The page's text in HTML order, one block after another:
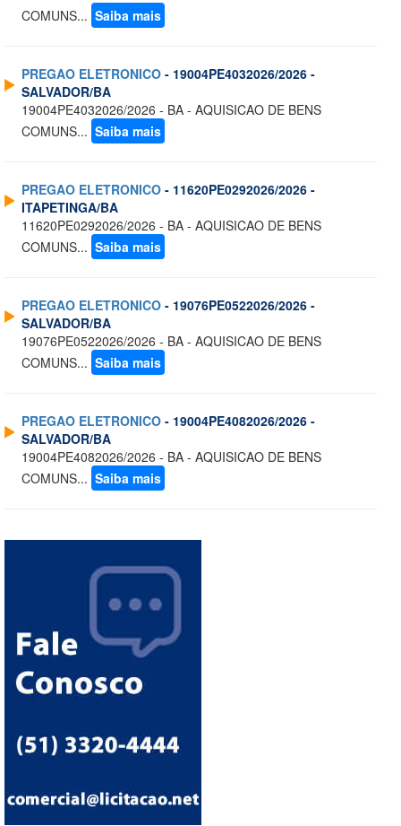
COMUNS... Saiba mais
PREGAO ELETRONICO - 19004PE4032026/2026 -
SALVADOR/BA
19004PE4032026/2026 - BA - AQUISICAO DE BENS
COMUNS... Saiba mais
PREGAO ELETRONICO - 11620PE0292026/2026 -
ITAPETINGA/BA
11620PE0292026/2026 - BA - AQUISICAO DE BENS
COMUNS... Saiba mais
PREGAO ELETRONICO - 19076PE0522026/2026 -
SALVADOR/BA
19076PE0522026/2026 - BA - AQUISICAO DE BENS
COMUNS... Saiba mais
PREGAO ELETRONICO - 19004PE4082026/2026 -
SALVADOR/BA
19004PE4082026/2026 - BA - AQUISICAO DE BENS
COMUNS... Saiba mais